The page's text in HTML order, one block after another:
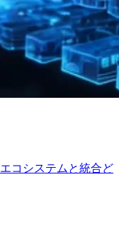
エコシステムと統合ど